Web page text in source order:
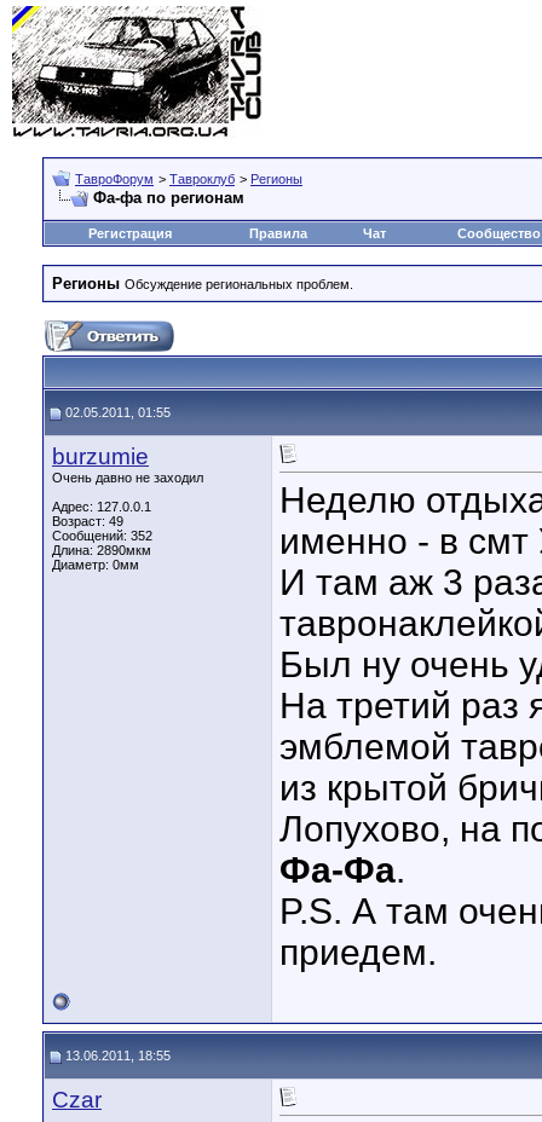
ТавроФорум > Тавроклуб > Регионы
Фа-фа по регионам
Регистрация Правила Чат Сообщество
Регионы Обсуждение региональных проблем.
02.05.2011, 01:55
burzumie
Очень давно не заходил
Адрес: 127.0.0.1
Возраст: 49
Сообщений: 352
Длина: 2890мкм
Диаметр: 0мм
Неделю
именно - в смт
И там аж 3
Был ну очень
На третий раз
эмблемой
из крытой
Лопухово, на
Фа-Фа.
P.S. А там
приедем.
13.06.2011, 18:55
Czar